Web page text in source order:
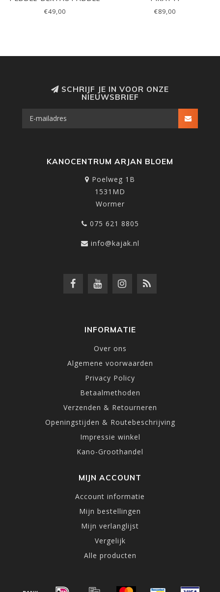
CLUTCH
€49,00 €89,00
SCHRIJF JE IN VOOR ONZE
NIEUWSBRIEF
KANOCENTRUM ARJAN BLOEM
Poelweg 1B
1531MD
Wormer
075 621 8805
info@kajak.nl
INFORMATIE
Over ons
Algemene voorwaarden
Privacy Policy
Betaalmethoden
Verzenden & Retourneren
Openingstijden & Routebeschrijving
Impressie winkel
Kano-Groothandel
MIJN ACCOUNT
Account informatie
Mijn bestellingen
Mijn verlanglijst
Vergelijk
Alle producten